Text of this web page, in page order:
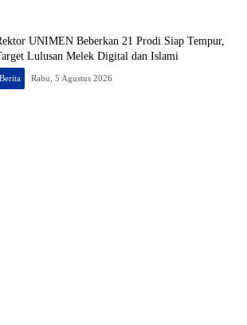
UNIMEN Beberkan 21 Prodi Siap Tempur,
Lulusan Melek Digital dan Islami
Berita Rabu, 5 Agustus 2026